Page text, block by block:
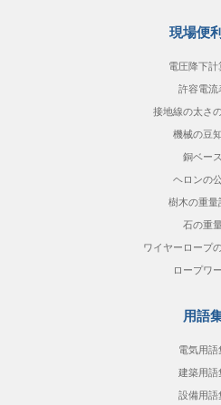
現場便
電圧降下計
許容電流
接地線の太さ
機械の豆
銅ベース
ヘロンの
樹木の重量
石の重
ワイヤーロープ
ロープワ
用語
電気用語
建築用語
設備用語